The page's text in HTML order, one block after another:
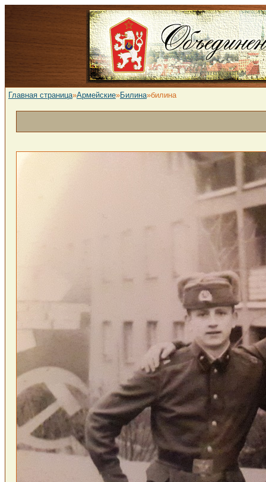
Главная страница»Армейские»Билина»билина